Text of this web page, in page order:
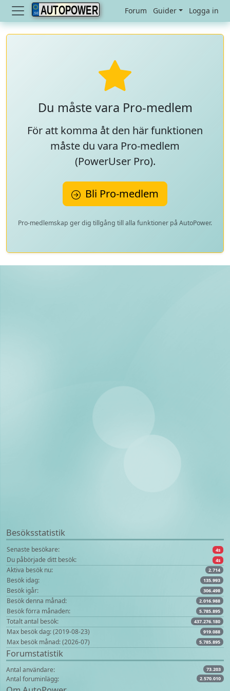
AUTOPOWER Forum Guider Logga in
Du måste vara Pro-medlem
För att komma åt den här funktionen
måste du vara Pro-medlem
(PowerUser Pro).
Bli Pro-medlem
Pro-medlemskap ger dig tillgång till alla funktioner på AutoPower.
Besöksstatistik
Senaste besökare: 4s
Du påbörjade ditt besök: 4s
Aktiva besök nu: 2.714
Besök idag: 135.993
Besök igår: 306.498
Besök denna månad: 2.016.988
Besök förra månaden: 5.785.895
Totalt antal besök: 437.276.180
Max besök dag: (2019-08-23) 919.088
Max besök månad: (2026-07) 5.785.895
Forumstatistik
Antal användare: 73.203
Antal foruminlägg: 2.570.010